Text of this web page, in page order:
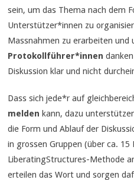
sein, um das Thema nach dem
Unterstützer*innen zu
Massnahmen zu erarbeiten und
Protokollführer*innen
Diskussion klar und nicht
Dass sich jede*r auf
melden kann, dazu
die Form und Ablauf der
in grossen Gruppen (über ca.
LiberatingStructures-Methode
erteilen das Wort und sorgen